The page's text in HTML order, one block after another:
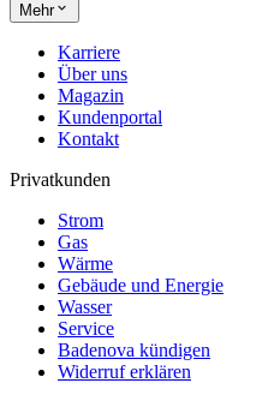
Mehr
Karriere
Über uns
Magazin
Kundenportal
Kontakt
Privatkunden
Strom
Gas
Wärme
Gebäude und Energie
Wasser
Service
Badenova kündigen
Widerruf erklären